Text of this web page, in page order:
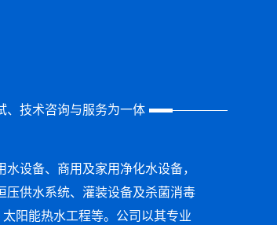
、技术咨询与服务为一体
设备、商用及家用净化水设备，
压供水系统、灌装设备及杀菌消毒
阳能热水工程等。公司以其专业